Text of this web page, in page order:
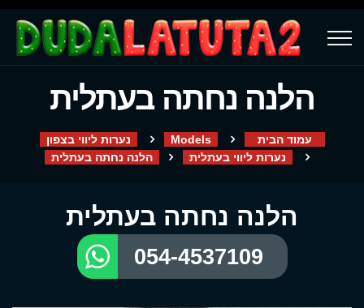
הלנה נחתה בעתלית
עמוד הבית Models
נערות ליווי בצפון
נערות ליווי בעתלית
הלנה נחתה בעתלית
הלנה נחתה בעתלית
054-4537109